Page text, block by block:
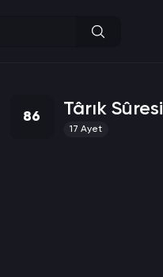
86 Târık Sûresi
17 Ayet